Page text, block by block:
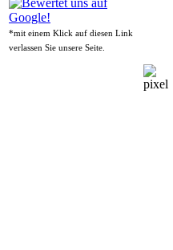
*mit einem Klick auf diesen Link
verlassen Sie unsere Seite.